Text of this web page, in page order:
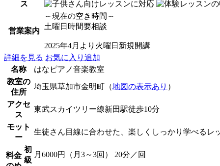
ス
営業案内
～現在の空き時間～
土曜日時間要相談
2025年4月より火曜日新規開講
詳細を見る お気に入り追加
名称
はなピアノ音楽教室
教室の
住所
埼玉県草加市金明町（地図の表示あり ）
アクセ
ス
東武スカイツリー線新田駅徒歩10分
モット
ー
生徒さん目線に合わせた、楽しくしっかり学べるレ
料金
初
級
月6000円（月3～3回） 20分／回